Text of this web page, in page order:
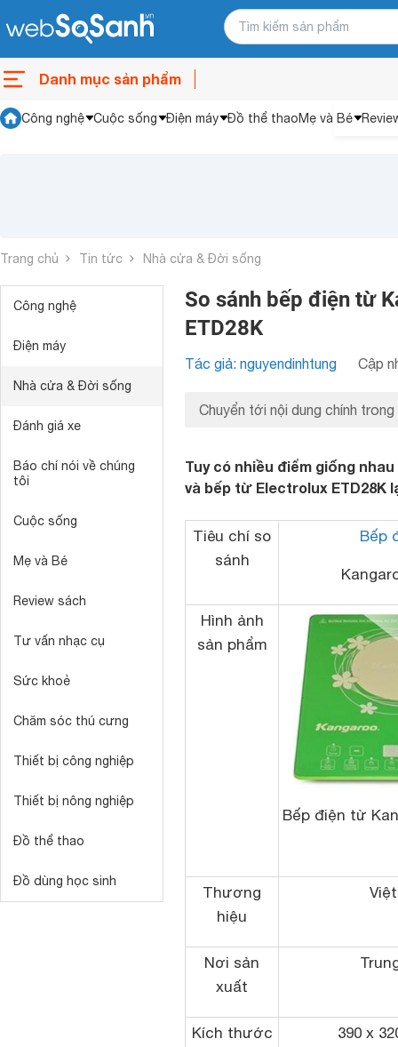
Danh mục sản phẩm
Công nghệ Cuộc sống Điện máy Đồ thể thaoMẹ và Bé
Trang chủ Tin tức Nhà cửa & Đời sống
Công nghệ
Điện máy
Nhà cửa & Đời sống
Đánh giá xe
Báo chí nói về chúng
tôi
Cuộc sống
Mẹ và Bé
Review sách
Tư vấn nhạc cụ
Sức khoẻ
Chăm sóc thú cưng
Thiết bị công nghiệp
Thiết bị nông nghiệp
Đồ thể thao
Đồ dùng học sinh
So sánh bếp điện từ
ETD28K
Tác giả: nguyendinhtung Cập
Chuyển tới nội dung chính trong
Tuy có nhiều điểm giống
và bếp từ Electrolux ETD28K
Tiêu chí so
sánh
Bếp
Hình ảnh
sản phẩm
Bếp điện từ
Thương
hiệu
Nơi sản
xuất
Kích thước
390 x